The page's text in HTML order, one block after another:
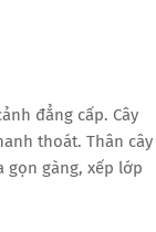
đẳng cấp. Cây
thoát. Thân cây
gọn gàng, xếp lớp